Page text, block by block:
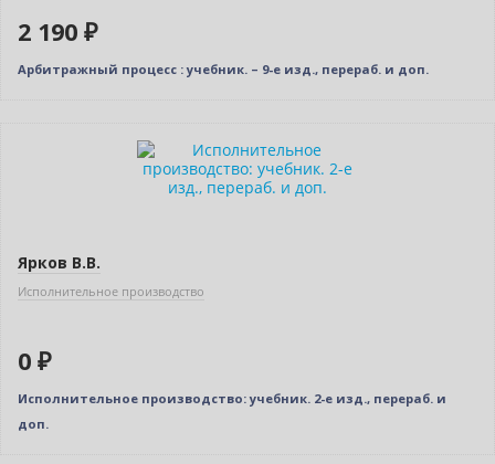
2 190 ₽
Арбитражный процесс : учебник. – 9-е изд., перераб. и доп.
Ярков В.В.
Исполнительное производство
0 ₽
Исполнительное производство: учебник. 2-е изд., перераб. и
доп.